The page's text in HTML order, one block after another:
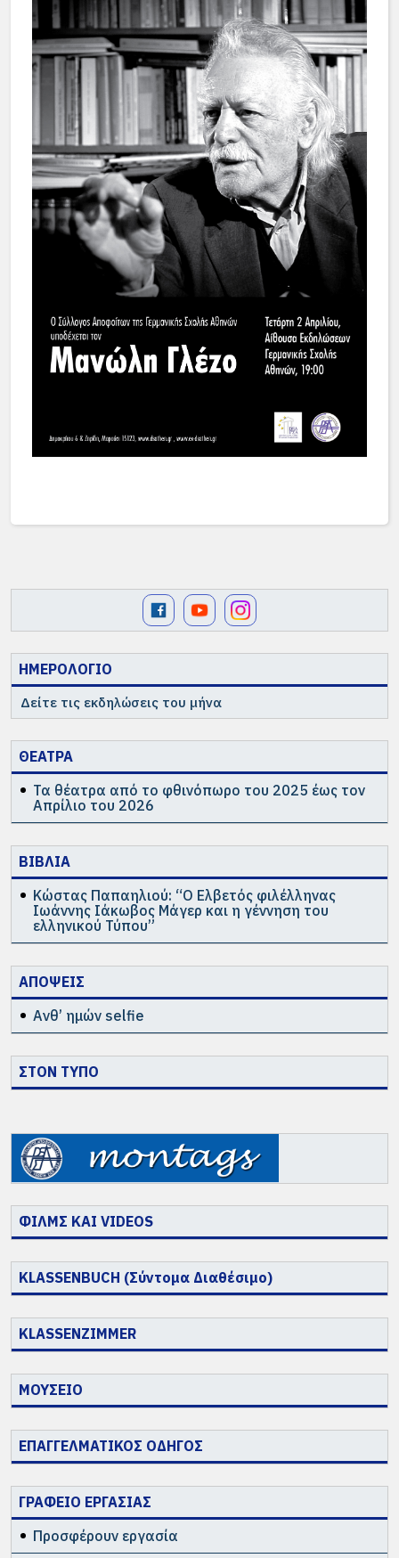
ΗΜΕΡΟΛΟΓΙΟ
Δείτε τις εκδηλώσεις του μήνα
ΘΕΑΤΡΑ
Τα θέατρα από το φθινόπωρο του 2025 έως τον
Απρίλιο του 2026
ΒΙΒΛΙΑ
Κώστας Παπαηλιού: “Ο Ελβετός φιλέλληνας
Ιωάννης Ιάκωβος Μάγερ και η γέννηση του
ελληνικού Τύπου”
ΑΠΟΨΕΙΣ
Ανθ’ ημών selfie
ΣΤΟΝ ΤΥΠΟ
ΦΙΛΜΣ ΚΑΙ VIDEOS
KLASSENBUCH (Σύντομα Διαθέσιμο)
KLASSENZIMMER
ΜΟΥΣΕΙΟ
ΕΠΑΓΓΕΛΜΑΤΙΚΟΣ ΟΔΗΓΟΣ
ΓΡΑΦΕΙΟ ΕΡΓΑΣΙΑΣ
Προσφέρουν εργασία